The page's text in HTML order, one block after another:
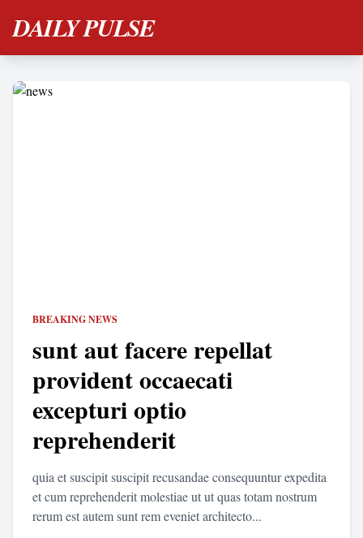
DAILY PULSE
BREAKING NEWS
sunt aut facere repellat
provident occaecati
excepturi optio
reprehenderit
quia et suscipit suscipit recusandae consequuntur expedita
et cum reprehenderit molestiae ut ut quas totam nostrum
rerum est autem sunt rem eveniet architecto...